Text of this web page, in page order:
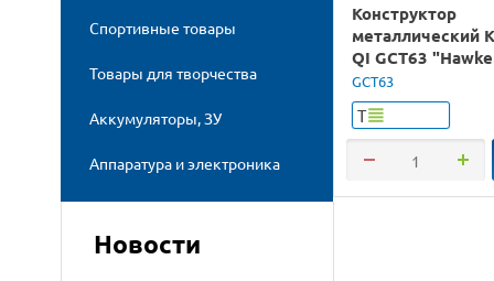
Спортивные товары
Товары для творчества
Аккумуляторы, ЗУ
Аппаратура и электроника
Новости
Конструктор
металлический
QI GCT63
hurricane" 270
GCT63
Т